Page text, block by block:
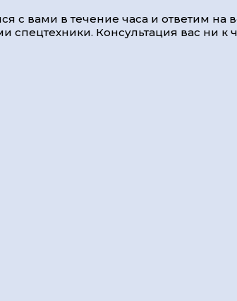
с вами в течение часа и ответим на
спецтехники. Консультация вас ни к